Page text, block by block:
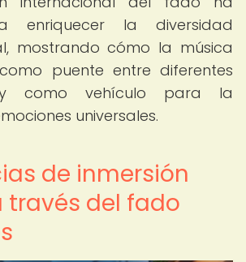
enriquecer la diversidad
mostrando cómo la música
puente entre diferentes
y como vehículo para la
universales.
de inmersión
través del fado